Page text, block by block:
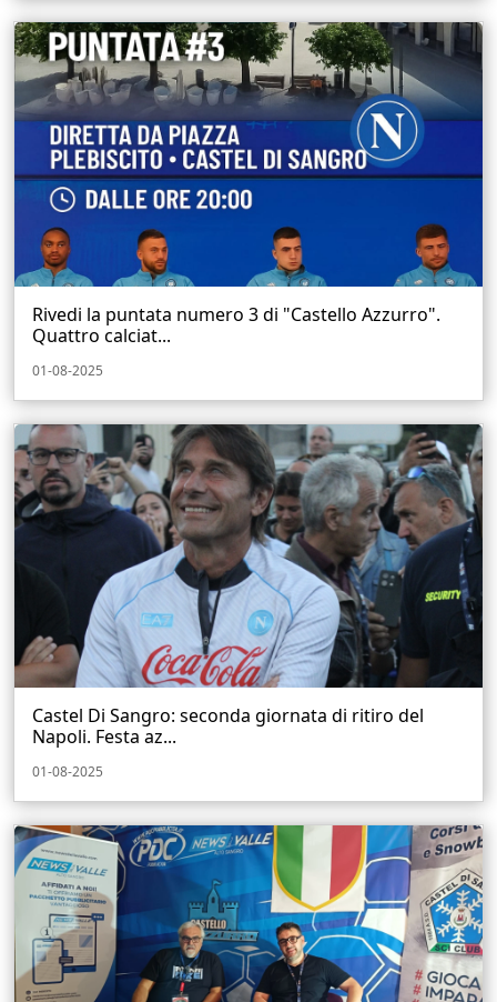
Rivedi la puntata numero 3 di "Castello Azzurro".
Quattro calciat...
01-08-2025
Castel Di Sangro: seconda giornata di ritiro del
Napoli. Festa az...
01-08-2025